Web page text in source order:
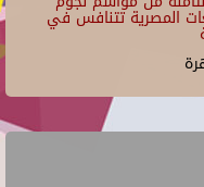
من الجامعات المصرية تتنافس في